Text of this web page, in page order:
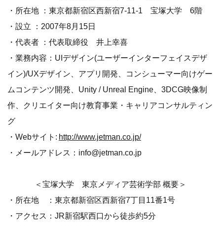
・所在地 ：東京都新宿区西新宿7-11-1 宝塚大学 6階
・設立 ：2007年8月15日
・代表者 ：代表取締役 井上幸喜
・業務内容：UIデザイン(ユーザーインターフェイスデザ
イン)/UXデザイン、アプリ開発、コンシューマー向けゲー
ムコンテンツ開発、Unity / Unreal Engine、3DCG映像制
作、クリエイター向け教育事業・キャリアコンサルティン
グ
・Webサイト: http://www.jetman.co.jp/
・メールアドレス：info@jetman.co.jp
＜宝塚大学 東京メディア芸術学部 概要＞
・所在地 ：東京都新宿区西新宿7丁目11番1号
・アクセス：JR新宿駅西口から徒歩約5分